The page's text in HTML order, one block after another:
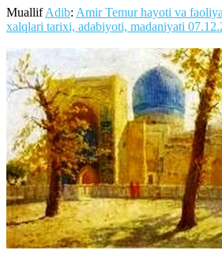
MuallifAdib: Amir Temur hayoti va
xalqlari tarixi, adabiyoti, madaniyati